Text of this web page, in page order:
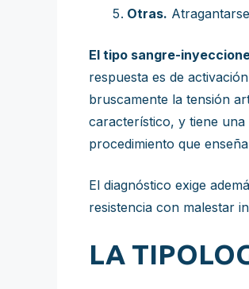
Otras.
El tipo sangre-
respuesta es de
bruscamente la tensión
característico, y tiene
procedimiento que
El diagnóstico exige
resistencia con malestar
LA